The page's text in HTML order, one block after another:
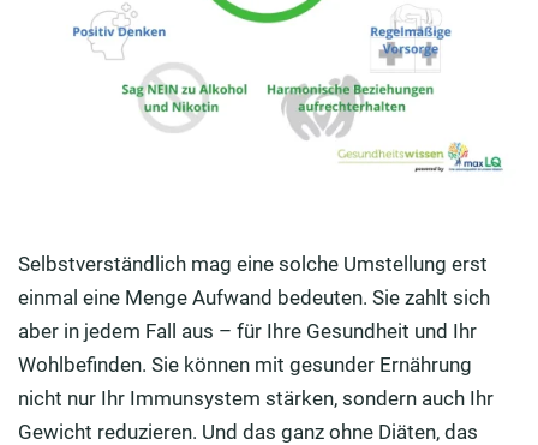
Selbstverständlich mag eine solche Umstellung erst
einmal eine Menge Aufwand bedeuten. Sie zahlt sich
aber in jedem Fall aus – für Ihre Gesundheit und Ihr
Wohlbefinden. Sie können mit gesunder Ernährung
nicht nur Ihr Immunsystem stärken, sondern auch Ihr
Gewicht reduzieren. Und das ganz ohne Diäten, das